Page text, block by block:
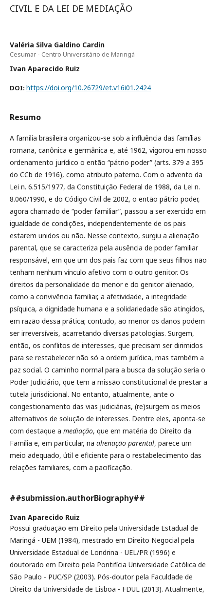
CIVIL E DA LEI DE MEDIAÇÃO
Valéria Silva Galdino Cardin
Cesumar - Centro Universitário de Maringá
Ivan Aparecido Ruiz
DOI: https://doi.org/10.26729/et.v16i01.2424
Resumo
A família brasileira organizou-se sob a influência das famílias
romana, canônica e germânica e, até 1962, vigorou em nosso
ordenamento jurídico o então “pátrio poder” (arts. 379 a 395
do CCb de 1916), como atributo paterno. Com o advento da
Lei n. 6.515/1977, da Constituição Federal de 1988, da Lei n.
8.060/1990, e do Código Civil de 2002, o então pátrio poder,
agora chamado de “poder familiar”, passou a ser exercido em
igualdade de condições, independentemente de os pais
estarem unidos ou não. Nesse contexto, surgiu a alienação
parental, que se caracteriza pela ausência de poder familiar
responsável, em que um dos pais faz com que seus filhos não
tenham nenhum vínculo afetivo com o outro genitor. Os
direitos da personalidade do menor e do genitor alienado,
como a convivência familiar, a afetividade, a integridade
psíquica, a dignidade humana e a solidariedade são atingidos,
em razão dessa prática; contudo, ao menor os danos podem
ser irreversíveis, acarretando diversas patologias. Surgem,
então, os conflitos de interesses, que precisam ser dirimidos
para se restabelecer não só a ordem jurídica, mas também a
paz social. O caminho normal para a busca da solução seria o
Poder Judiciário, que tem a missão constitucional de prestar a
tutela jurisdicional. No entanto, atualmente, ante o
congestionamento das vias judiciárias, (re)surgem os meios
alternativos de solução de interesses. Dentre eles, aponta-se
com destaque a mediação, que em matéria do Direito da
Família e, em particular, na alienação parental, parece um
meio adequado, útil e eficiente para o restabelecimento das
relações familiares, com a pacificação.
##submission.authorBiography##
Ivan Aparecido Ruiz
Possui graduação em Direito pela Universidade Estadual de
Maringá - UEM (1984), mestrado em Direito Negocial pela
Universidade Estadual de Londrina - UEL/PR (1996) e
doutorado em Direito pela Pontifícia Universidade Católica de
São Paulo - PUC/SP (2003). Pós-doutor pela Faculdade de
Direito da Universidade de Lisboa - FDUL (2013). Atualmente,